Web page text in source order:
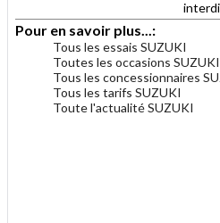
Pour en savoir plus...:
Tous les essais SUZUKI
Toutes les occasions SUZUKI
Tous les concessionnaires
Tous les tarifs SUZUKI
Toute l'actualité SUZUKI